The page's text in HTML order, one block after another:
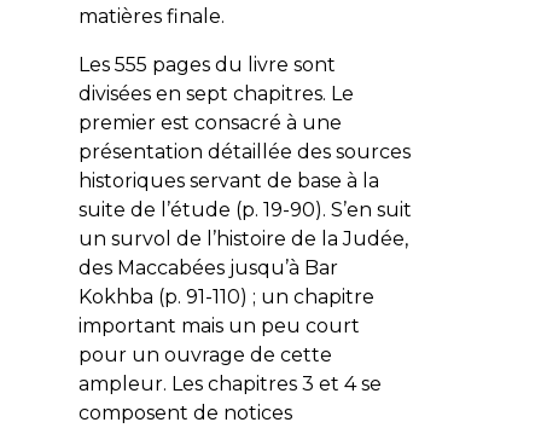
matières finale.
Les 555 pages du livre sont
divisées en sept chapitres. Le
premier est consacré à une
présentation détaillée des sources
historiques servant de base à la
suite de l’étude (p. 19-90). S’en suit
un survol de l’histoire de la Judée,
des Maccabées jusqu’à Bar
Kokhba (p. 91-110) ; un chapitre
important mais un peu court
pour un ouvrage de cette
ampleur. Les chapitres 3 et 4 se
composent de notices